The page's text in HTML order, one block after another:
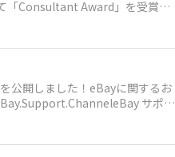
「Consultant Award」を受賞し
画の5分13秒～8分30秒までの
＜イ
らの受賞コメント＞https://ww
ますので一緒にeBayコミュニ
公開しました！eBayに関するお
サポー